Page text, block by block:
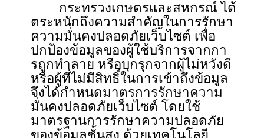
กระทรวงเกษตรและสหกรณ์ ได้
ตระหนักถึงความสําคัญในการรักษา
ความมั่นคงปลอดภัยเว็บไซต์ เพื่อ
ปกป้องข้อมูลของผู้ใช้บริการจากกา
รถูกทําลาย หรือบุกรุกจากผู้ไม่หวังดี
หรือผู้ที่ไม่มีสิทธิ์ในการเข้าถึงข้อมูล
จึงได้กำหนดมาตรการรักษาความ
มั่นคงปลอดภัยเว็บไซต์ โดยใช้
มาตรฐานการรักษาความปลอดภัย
ของข้อมูลชั้นสูง ด้วยเทคโนโลยี